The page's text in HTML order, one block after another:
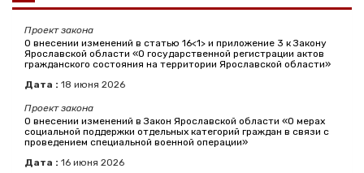
Проект закона
О внесении изменений в статью 16<1> и приложение 3 к Закону
Ярославской области «О государственной регистрации актов
гражданского состояния на территории Ярославской области»
Дата : 18 июня 2026
Проект закона
О внесении изменений в Закон Ярославской области «О мерах
социальной поддержки отдельных категорий граждан в связи с
проведением специальной военной операции»
Дата : 16 июня 2026